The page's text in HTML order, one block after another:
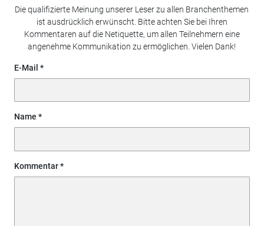
Die qualifizierte Meinung unserer Leser zu allen Branchenthemen
ist ausdrücklich erwünscht. Bitte achten Sie bei Ihren
Kommentaren auf die Netiquette, um allen Teilnehmern eine
angenehme Kommunikation zu ermöglichen. Vielen Dank!
E-Mail
Name
Kommentar